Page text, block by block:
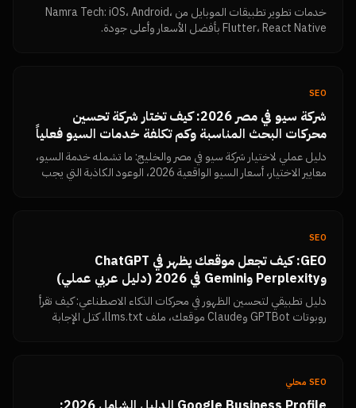
خدمات تطوير تطبيقات الموبايل من Namra Tech: iOS، Android،
Flutter، React Native بأفضل الأسعار وأعلى جودة.
SEO
شركة سيو في مصر 2026: كيف تختار شركة تحسين
محركات البحث المناسبة وكم تكلفة خدمات السيو فعلياً
دليل عملي لاختيار شركة سيو في مصر والخليج: ما تشمله خدمة السيو،
معايير الاختيار، أسعار السيو الواقعية 2026، الوعود الكاذبة التي يجب
SEO
GEO: كيف تجعل موقعك يظهر في ChatGPT
وPerplexity وGemini في 2026 (دليل عربي عملي)
دليل تطبيقي لتحسين الظهور في محركات الذكاء الاصطناعي: كيف تقرأ
روبوتات GPTBot وClaude موقعك، ملف llms.txt، كتل الإجابة
SEO محلي